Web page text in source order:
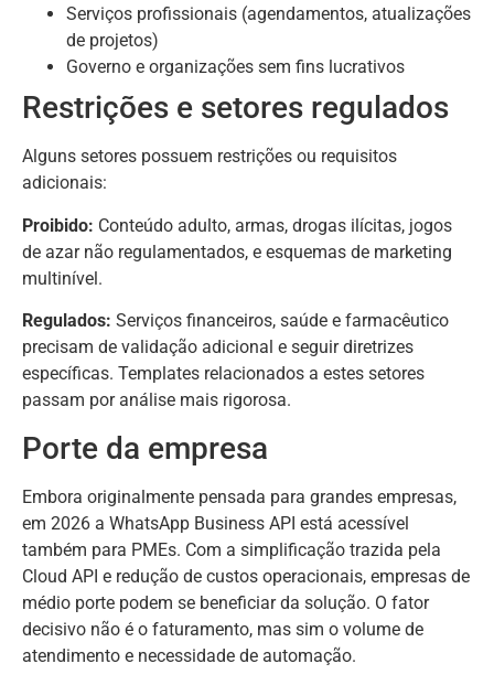
Serviços profissionais (agendamentos, atualizações
de projetos)
Governo e organizações sem fins lucrativos
Restrições e setores regulados
Alguns setores possuem restrições ou requisitos
adicionais:
Proibido: Conteúdo adulto, armas, drogas ilícitas, jogos
de azar não regulamentados, e esquemas de marketing
multinível.
Regulados: Serviços financeiros, saúde e farmacêutico
precisam de validação adicional e seguir diretrizes
específicas. Templates relacionados a estes setores
passam por análise mais rigorosa.
Porte da empresa
Embora originalmente pensada para grandes empresas,
em 2026 a WhatsApp Business API está acessível
também para PMEs. Com a simplificação trazida pela
Cloud API e redução de custos operacionais, empresas de
médio porte podem se beneficiar da solução. O fator
decisivo não é o faturamento, mas sim o volume de
atendimento e necessidade de automação.